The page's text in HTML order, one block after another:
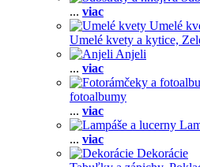
... viac
Umelé
Umelé kvety a kytice,
Anjeli
... viac
fotoalbumy
... viac
... viac
Dekorácie